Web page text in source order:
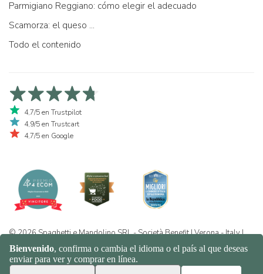
Parmigiano Reggiano: cómo elegir el adecuado
Scamorza: el queso ...
Todo el contenido
4,7/5 en Trustpilot
4,9/5 en Trustcart
4,7/5 en Google
© 2026 Spaghetti e Mandolino SRL - Società Benefit | Verona - Italy |
+39 351 865 9444 | P.I. IT04913730232 | Certificazione BIO: IT-BIO-
016.380-0110744.2026.001 | REA VR-455804 | Política de privacidad
y cookies|Sitemap